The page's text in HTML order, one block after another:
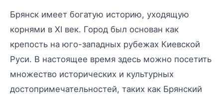
Брянск имеет богатую историю, уходящую
корнями в XI век. Город был основан как
крепость на юго-западных рубежах Киевской
Руси. В настоящее время здесь можно посетить
множество исторических и культурных
достопримечательностей, таких как Брянский